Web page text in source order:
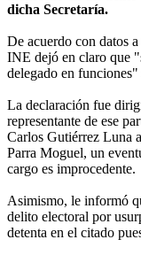
dicha Secretaría.
De acuerdo con datos
INE dejó en claro que
delegado en
La declaración fue
representante de ese
Carlos Gutiérrez Luna
Parra Moguel, un
cargo es improcedente.
Asimismo, le informó
delito electoral por
detenta en el citado